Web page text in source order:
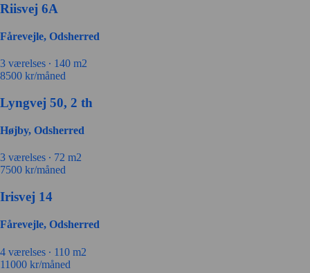
Riisvej 6A
Fårevejle, Odsherred
3 værelses ∙ 140 m2
8500 kr/måned
Lyngvej 50, 2 th
Højby, Odsherred
3 værelses ∙ 72 m2
7500 kr/måned
Irisvej 14
Fårevejle, Odsherred
4 værelses ∙ 110 m2
11000 kr/måned